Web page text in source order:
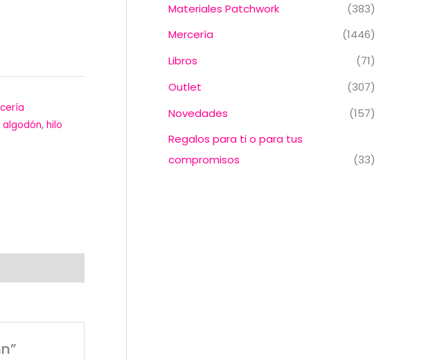
algodón, hilo
Materiales Patchwork
(383)
Mercería
(1446)
Libros
(71)
Outlet
(307)
Novedades
(157)
Regalos para ti o para tus
compromisos
(33)